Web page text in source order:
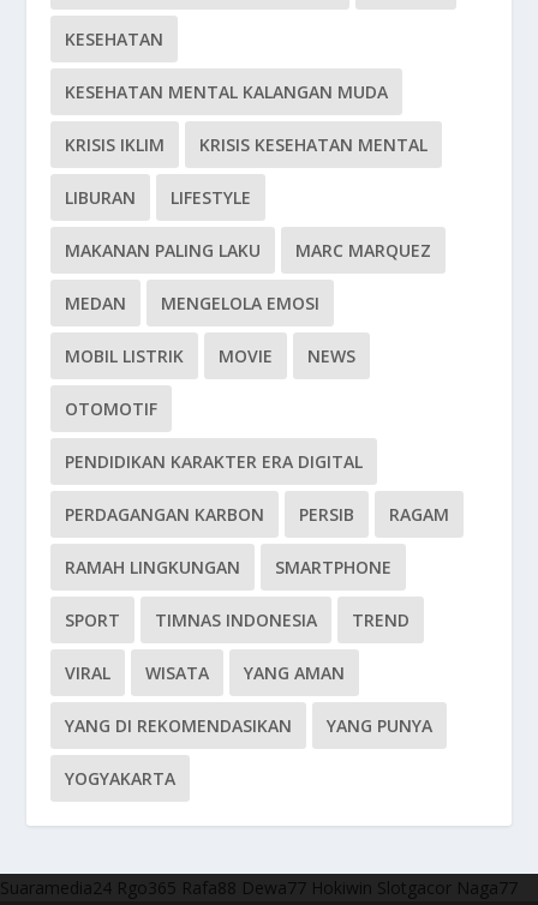
KESEHATAN
KESEHATAN MENTAL KALANGAN MUDA
KRISIS IKLIM KRISIS KESEHATAN MENTAL
LIBURAN LIFESTYLE
MAKANAN PALING LAKU MARC MARQUEZ
MEDAN MENGELOLA EMOSI
MOBIL LISTRIK MOVIE NEWS
OTOMOTIF
PENDIDIKAN KARAKTER ERA DIGITAL
PERDAGANGAN KARBON PERSIB RAGAM
RAMAH LINGKUNGAN SMARTPHONE
SPORT TIMNAS INDONESIA TREND
VIRAL WISATA YANG AMAN
YANG DI REKOMENDASIKAN YANG PUNYA
YOGYAKARTA
Suaramedia24 Rgo365 Rafa88 Dewa77 Hokiwin Slotgacor Naga77